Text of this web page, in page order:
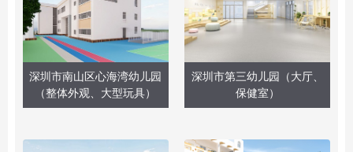
深圳市南山区心海湾幼儿园
（整体外观、大型玩具）
深圳市第三幼儿园（大厅、
保健室）